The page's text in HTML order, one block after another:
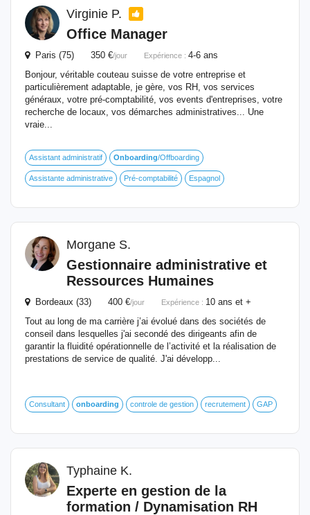
Virginie P.
Office Manager
Paris (75) 350 €/jour Expérience : 4-6 ans
Bonjour, véritable couteau suisse de votre entreprise et
particulièrement adaptable, je gère, vos RH, vos services
généraux, votre pré-comptabilité, vos events d'entreprises, votre
recherche de locaux, vos démarches administratives... Une
vraie...
Assistant administratif Onboarding/Offboarding
Assistante administrative Pré-comptabilité Espagnol
Morgane S.
Gestionnaire administrative et
Ressources Humaines
Bordeaux (33) 400 €/jour Expérience : 10 ans et +
Tout au long de ma carrière j’ai évolué dans des sociétés de
conseil dans lesquelles j'ai secondé des dirigeants afin de
garantir la fluidité opérationnelle de l’activité et la réalisation de
prestations de service de qualité. J'ai développ...
Consultant onboarding controle de gestion recrutement GAP
Typhaine K.
Experte en gestion de la
formation / Dynamisation RH